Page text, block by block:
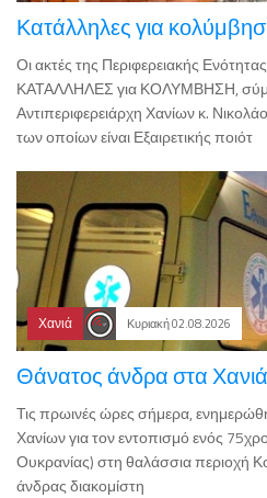
Κατάλληλες για
Οι ακτές της Περιφερειακής
ΚΑΤΑΛΛΗΛΕΣ για ΚΟΛΥΜΒΗΣΗ,
Αντιπεριφερειάρχη Χανίων κ.
των οποίων είναι Εξαιρετικής ποιότ
Χανιά Κυριακή 02.08.2026
Θάνατος άνδρα στα Χανιά
Τις πρωινές ώρες σήμερα,
Χανίων για τον εντοπισμό ενός
Ουκρανίας) στη θαλάσσια περιοχή
άνδρας διακομίστη